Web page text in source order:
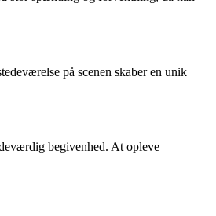
på scenen skaber en unik
begivenhed. At opleve